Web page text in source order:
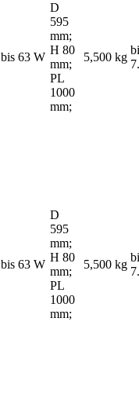
bis 63 W
D
595
mm;
H 80
mm;
PL
1000
mm;
5,500 kg
bis 63 W
D
595
mm;
H 80
mm;
PL
1000
mm;
5,500 kg